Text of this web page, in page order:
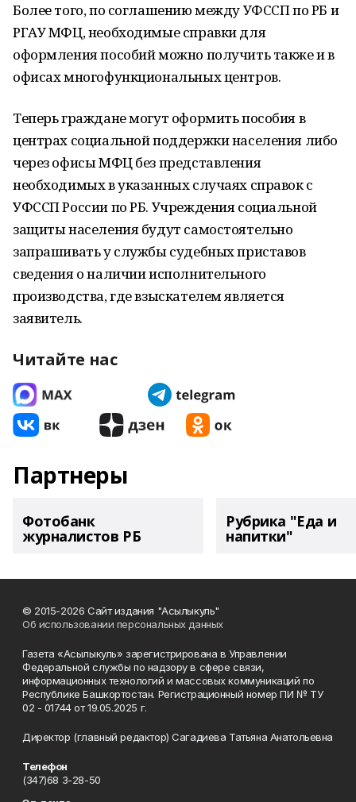
Более того, по соглашению между УФССП по РБ и
РГАУ МФЦ, необходимые справки для
оформления пособий можно получить также и в
офисах многофункциональных центров.
Теперь граждане могут оформить пособия в
центрах социальной поддержки населения либо
через офисы МФЦ без представления
необходимых в указанных случаях справок с
УФССП России по РБ. Учреждения социальной
защиты населения будут самостоятельно
запрашивать у службы судебных приставов
сведения о наличии исполнительного
производства, где взыскателем является
заявитель.
Читайте нас
Партнеры
Фотобанк
журналистов РБ
Рубрика "Еда и
напитки"
© 2015-2026 Сайт издания "Асылыкуль"
Об использовании персональных данных
Газета «Асылыкуль» зарегистрирована в Управлении
Федеральной службы по надзору в сфере связи,
информационных технологий и массовых коммуникаций по
Республике Башкортостан. Регистрационный номер ПИ № ТУ
02 - 01744 от 19.05.2025 г.
Директор (главный редактор) Сагадиева Татьяна Анатольевна
Телефон
(347)68 3-28-50